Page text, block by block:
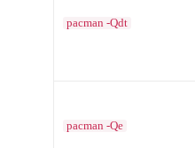
pacman -Qdt
pacman -Qe